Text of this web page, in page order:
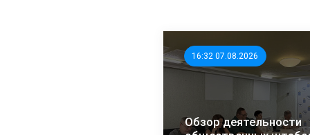
16:32 07.08.2026
Обзор деятельности